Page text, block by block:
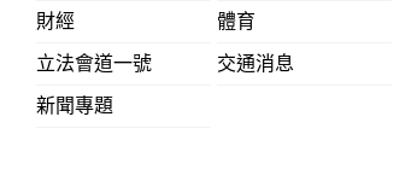
財經
體育
立法會道一號
交通消息
新聞專題